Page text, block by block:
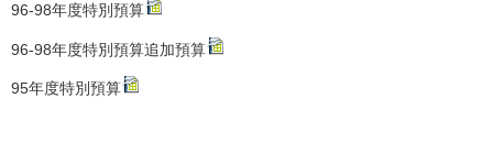
96-98年度特別預算
96-98年度特別預算追加預算
95年度特別預算